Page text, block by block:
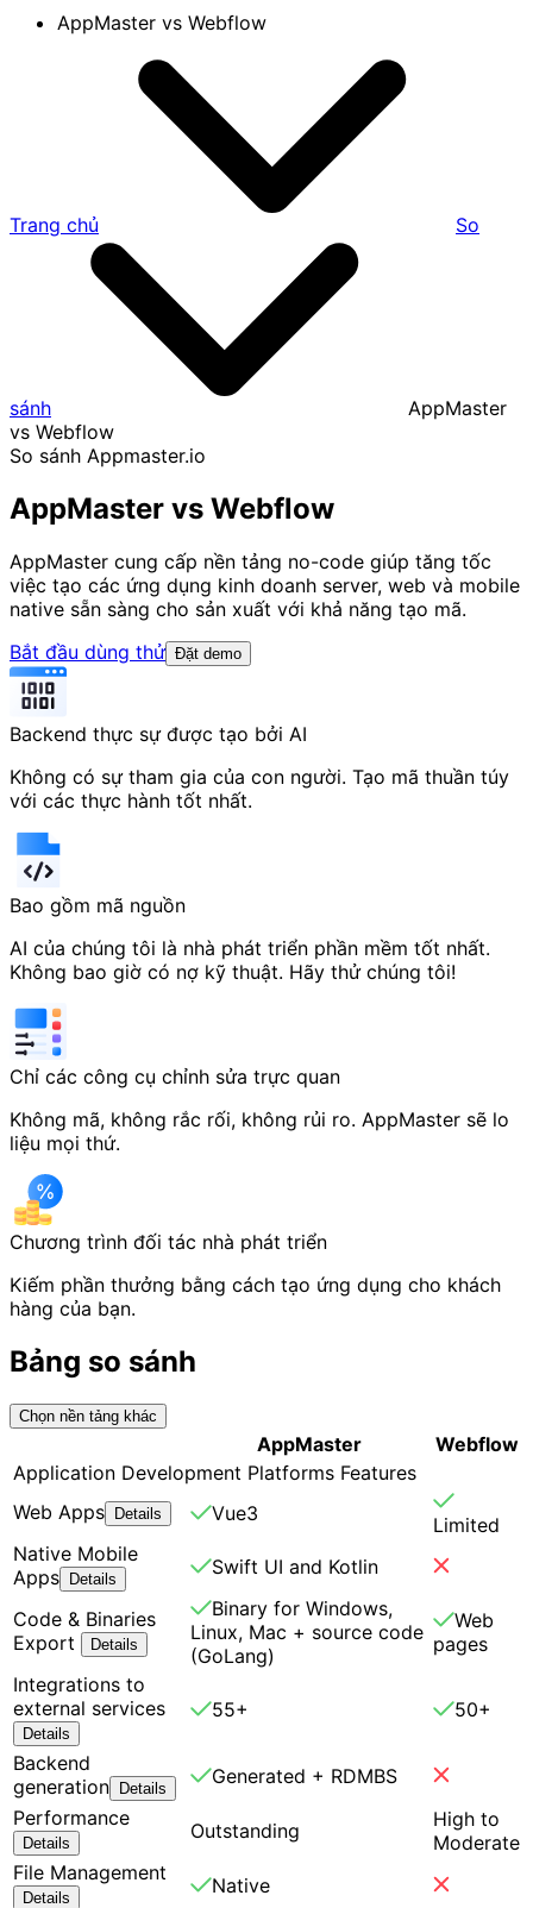
AppMaster vs Webflow
Trang chủ So
sánh
AppMaster
vs Webflow
So sánh Appmaster.io
AppMaster vs Webflow
AppMaster cung cấp nền tảng no-code giúp tăng tốc
việc tạo các ứng dụng kinh doanh server, web và mobile
native sẵn sàng cho sản xuất với khả năng tạo mã.
Bắt đầu dùng thử Đặt demo
Backend thực sự được tạo bởi AI
Không có sự tham gia của con người. Tạo mã thuần túy
với các thực hành tốt nhất.
Bao gồm mã nguồn
AI của chúng tôi là nhà phát triển phần mềm tốt nhất.
Không bao giờ có nợ kỹ thuật. Hãy thử chúng tôi!
Chỉ các công cụ chỉnh sửa trực quan
Không mã, không rắc rối, không rủi ro. AppMaster sẽ lo
liệu mọi thứ.
Chương trình đối tác nhà phát triển
Kiếm phần thưởng bằng cách tạo ứng dụng cho khách
hàng của bạn.
Bảng so sánh
Chọn nền tảng khác
AppMaster
Webflow
Application Development Platforms Features
Web Apps Details Vue3
Limited
Native Mobile
Apps Details
Swift UI and Kotlin
Code & Binaries
Export
Details
Binary for Windows,
Linux, Mac + source code
(GoLang)
Web
pages
Integrations to
external services
Details
55+ 50+
Backend
generation Details
Generated + RDMBS
Performance
Details
Outstanding
High to
Moderate
File Management
Details
Native